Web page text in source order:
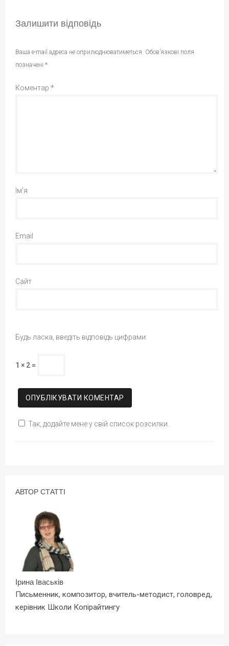
Залишити відповідь
Ваша e-mail адреса не оприлюднюватиметься. Обов’язкові поля
позначені *
Коментар *
Ім'я
Email
Сайт
Будь ласка, введіть відповідь цифрами:
1 × 2 =
Так, додайте мене у свій список розсилки.
АВТОР СТАТТІ
Ірина Іваськів
Письменник, композитор, вчитель-методист, головред,
керівник Школи Копірайтингу